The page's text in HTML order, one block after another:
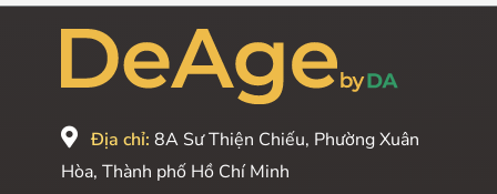
Địa chỉ: 8A Sư Thiện Chiếu, Phường Xuân
Hòa, Thành phố Hồ Chí Minh